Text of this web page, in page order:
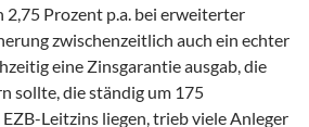
2,75 Prozent p.a. bei erweiterter
zwischenzeitlich auch ein echter
eine Zinsgarantie ausgab, die
sollte, die ständig um 175
Leitzins liegen, trieb viele Anleger